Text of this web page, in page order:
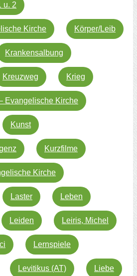
u. 2
Kirche Körper/Leib
Krankensalbung
Kreuzweg Krieg
Evangelische Kirche
Kunst
Kurzfilme
Kirche
Laster Leben
Leiden Leiris, Michel
Lernspiele
Levitikus (AT) Liebe